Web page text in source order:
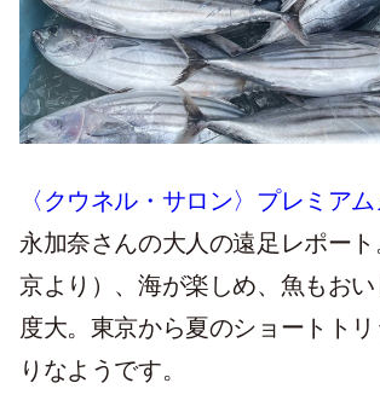
〈クウネル・サロン〉プレミア
永加奈さんの大人の遠足レポー
京より）、海が楽しめ、魚もお
度大。東京から夏のショートト
りなようです。